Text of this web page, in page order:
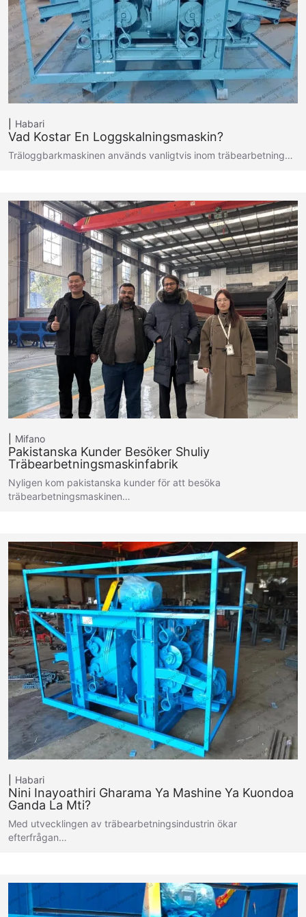
Habari
Vad Kostar En Loggskalningsmaskin?
Träloggbarkmaskinen används vanligtvis inom träbearbetning…
Mifano
Pakistanska Kunder Besöker Shuliy
Träbearbetningsmaskinfabrik
Nyligen kom pakistanska kunder för att besöka
träbearbetningsmaskinen…
Habari
Nini Inayoathiri Gharama Ya Mashine Ya Kuondoa
Ganda La Mti?
Med utvecklingen av träbearbetningsindustrin ökar
efterfrågan…